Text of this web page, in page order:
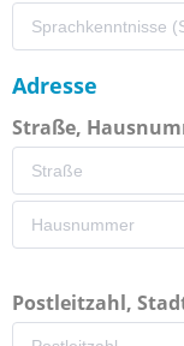
Adresse
Straße,
Postleitzahl,